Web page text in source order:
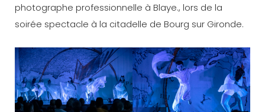
photographe professionnelle à Blaye., lors de la
soirée spectacle à la citadelle de Bourg sur Gironde.